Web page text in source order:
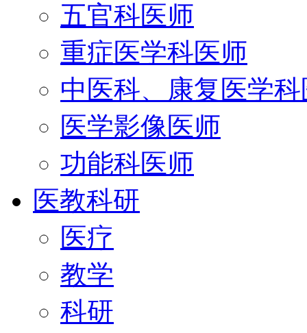
五官科医师
重症医学科医师
中医科、康复医学
医学影像医师
功能科医师
医教科研
医疗
教学
科研